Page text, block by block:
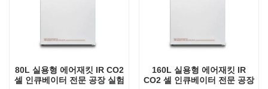
80L 실용형 에어재킷 IR CO2
셀 인큐베이터 전문 공장 실험
160L 실용형 에어재킷 IR
CO2 셀 인큐베이터 전문 공장